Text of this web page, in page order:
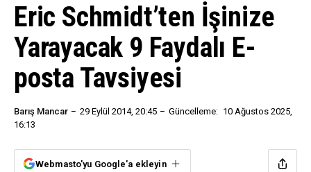
Eric Schmidt’ten İşinize
Yarayacak 9 Faydalı E-
posta Tavsiyesi
Barış Mancar 29 Eylül 2014, 20:45 Güncelleme: 10 Ağustos 2025,
16:13
Webmasto'yu Google'a ekleyin